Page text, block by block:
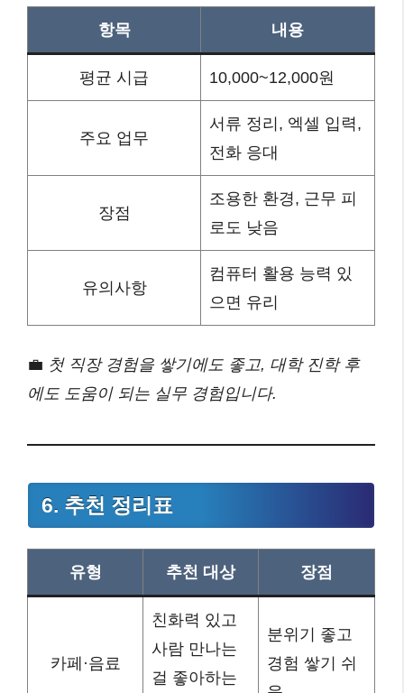
항목 내용
평균 시급 10,000~12,000원
주요 업무
서류 정리, 엑셀 입력,
전화 응대
장점
조용한 환경, 근무 피
로도 낮음
유의사항
컴퓨터 활용 능력 있
으면 유리
💼 첫 직장 경험을 쌓기에도 좋고, 대학 진학 후
에도 도움이 되는 실무 경험입니다.
6. 추천 정리표
유형 추천 대상 장점
카페·음료
친화력 있고
사람 만나는
걸 좋아하는
분위기 좋고
경험 쌓기 쉬